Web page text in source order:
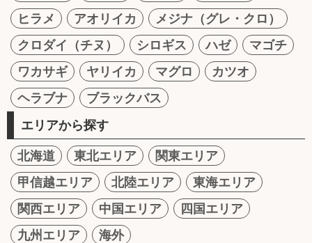
ヒラメ
アオリイカ
メジナ（グレ・クロ）
クロダイ（チヌ）
シロギス ハゼ
マゴチ
ワカサギ
ヤリイカ マグロ
カツオ
ヘラブナ
ブラックバス
エリアから探す
北海道 東北エリア
関東エリア
甲信越エリア
北陸エリア
東海エリア
関西エリア
中国エリア
四国エリア
九州エリア
海外